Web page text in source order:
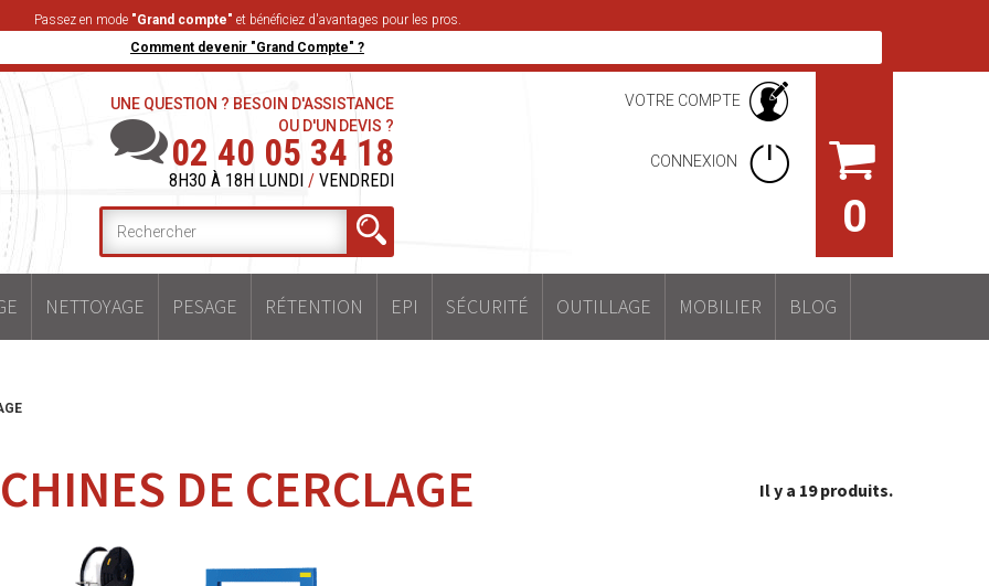
Passez en mode "Grand compte" et bénéficiez d'avantages pour les pros.
Comment devenir "Grand Compte" ?
0
VOTRE COMPTE
CONNEXION
UNE QUESTION ? BESOIN D'ASSISTANCE
OU D'UN DEVIS ?
02 40 05 34 18
8H30 À 18H LUNDI / VENDREDI
NETTOYAGE PESAGE RÉTENTION EPI SÉCURITÉ OUTILLAGE MOBILIER BLOG
DE CERCLAGE Il y a 19 produits.